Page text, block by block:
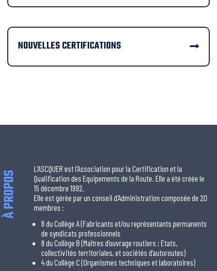
NOUVELLES CERTIFICATIONS
À PROPOS
L’ASCQUER est l’Association pour la Certification et la
Qualification des Equipements de la Route. Elle a été créée le
15 décembre 1992.
Elle est gérée par un conseil d’Administration composée de 20
membres :
8 du Collège A (Fabricants et/ou représentants permanents
de syndicats professionnels
8 du Collège B (Maîtres d’ouvrage routiers ; Etats,
collectivités territoriales, et sociétés d’autoroutes)
4 du Collège C (Organismes techniques et laboratoires)